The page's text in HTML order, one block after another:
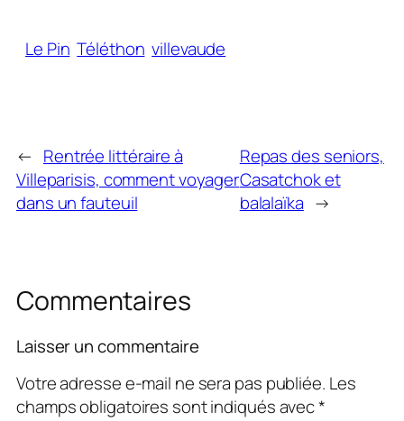
Le Pin Téléthon villevaude
← Rentrée littéraire à
Villeparisis, comment voyager
dans un fauteuil
Repas des seniors,
Casatchok et
balalaïka →
Commentaires
Laisser un commentaire
Votre adresse e-mail ne sera pas publiée. Les
champs obligatoires sont indiqués avec*